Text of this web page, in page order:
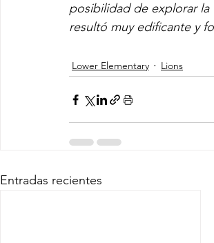
posibilidad de explorar la
resultó muy edificante y
Lower Elementary Lions
Entradas recientes